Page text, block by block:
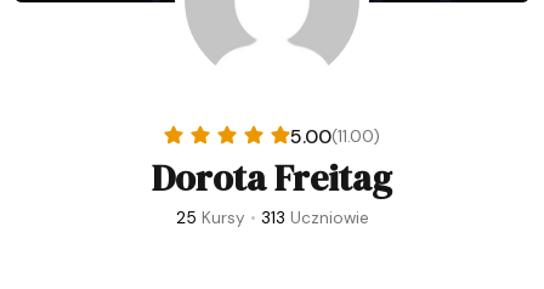
5.00(11.00)
Dorota Freitag
25 Kursy • 313 Uczniowie